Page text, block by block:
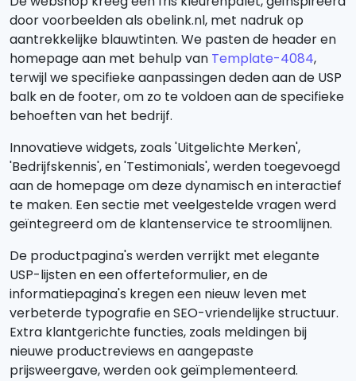
door voorbeelden als obelink.nl, met nadruk op
aantrekkelijke blauwtinten. We pasten de header en
homepage aan met behulp van Template-4084,
terwijl we specifieke aanpassingen deden aan de USP
balk en de footer, om zo te voldoen aan de specifieke
behoeften van het bedrijf.
Innovatieve widgets, zoals 'Uitgelichte Merken',
'Bedrijfskennis', en 'Testimonials', werden toegevoegd
aan de homepage om deze dynamisch en interactief
te maken. Een sectie met veelgestelde vragen werd
geïntegreerd om de klantenservice te stroomlijnen.
De productpagina's werden verrijkt met elegante
USP-lijsten en een offerteformulier, en de
informatiepagina's kregen een nieuw leven met
verbeterde typografie en SEO-vriendelijke structuur.
Extra klantgerichte functies, zoals meldingen bij
nieuwe productreviews en aangepaste
prijsweergave, werden ook geïmplementeerd.